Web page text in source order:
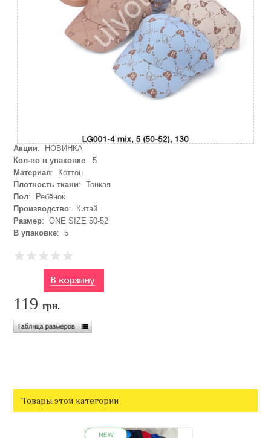
Акции: НОВИНКА
Кол-во в упаковке: 5
Материал: Коттон
Плотность ткани: Тонкая
Пол: Ребёнок
Производство: Китай
Размер: ONE SIZE 50-52
В упаковке: 5
119грн.
Товары этой категории